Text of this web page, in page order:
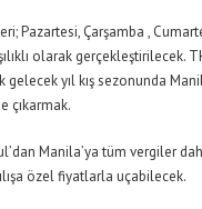
Pazartesi, Çarşamba ,
olarak gerçekleştirilecek.
gelecek yıl kış sezonunda
çıkarmak.
Manila’ya tüm vergiler
özel fiyatlarla uçabilecek.